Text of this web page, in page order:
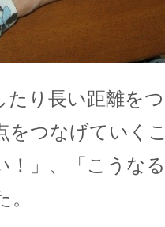
り長い距離を
をつなげていく
！」、「こうな